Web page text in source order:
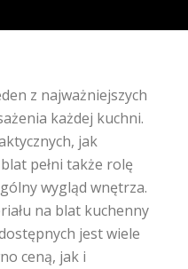
z najważniejszych
każdej kuchni.
jak
pełni także rolę
wygląd wnętrza.
na blat kuchenny
jest wiele
ceną, jak i